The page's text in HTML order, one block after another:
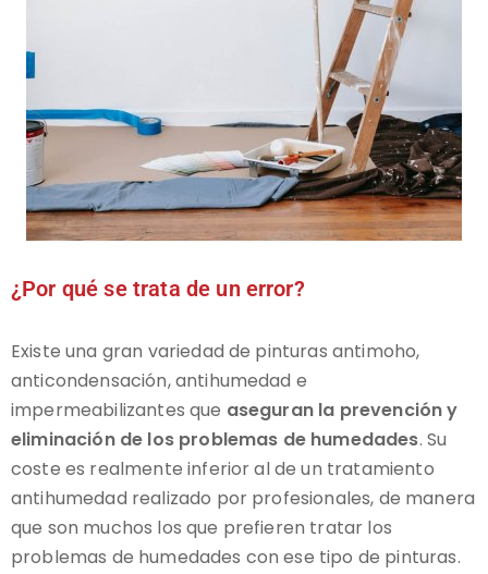
¿Por qué se trata de un error?
Existe una gran variedad de pinturas antimoho,
anticondensación, antihumedad e
impermeabilizantes que aseguran la prevención y
eliminación de los problemas de humedades. Su
coste es realmente inferior al de un tratamiento
antihumedad realizado por profesionales, de manera
que son muchos los que prefieren tratar los
problemas de humedades con ese tipo de pinturas.